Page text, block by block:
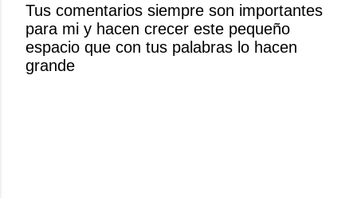
u
n
c
o
Tus comentarios siempre son importantes
para mi y hacen crecer este pequeño
espacio que con tus palabras lo hacen
grande